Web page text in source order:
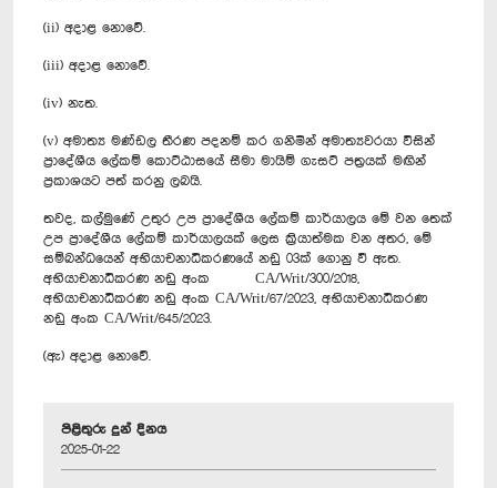
(ii) අදාළ නොවේ.
(iii) අදාළ නොවේ.
(iv) නැත.
(v) අමාත්‍ය මණ්ඩල තීරණ පදනම් කර ගනිමින් අමාත්‍යවරයා විසින්
ප්‍රාදේශීය ලේකම් කොට්ඨාසයේ සීමා මායිම් ගැසට් පත්‍රයක් මඟින්
ප්‍රකාශයට පත් කරනු ලබයි.
තවද, කල්මුණේ උතුර උප ප්‍රාදේශීය ලේකම් කාර්යාලය මේ වන තෙක්
උප ප්‍රාදේශීය ලේකම් කාර්යාලයක් ලෙස ක්‍රියාත්මක වන අතර, මේ
සම්බන්ධයෙන් අභියාචනාධිකරණයේ නඩු 03ක් ගොනු වී ඇත.
අභියාචනාධිකරණ නඩු අංක CA/Writ/300/2018,
අභියාචනාධිකරණ නඩු අංක CA/Writ/67/2023, අභියාචනාධිකරණ
නඩු අංක CA/Writ/645/2023.
(ඇ) අදාළ නොවේ.
පිළිතුරු දුන් දිනය
2025-01-22